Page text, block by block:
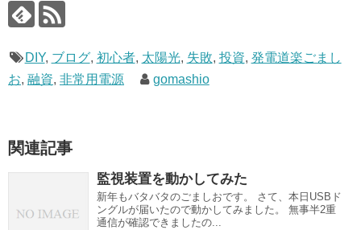
DIY, ブログ, 初心者, 太陽光, 失敗, 投資, 発電道楽ごまし
お, 融資, 非常用電源 gomashio
関連記事
監視装置を動かしてみた
新年もバタバタのごましおです。 さて、本日USBド
ングルが届いたので動かしてみました。 無事半2重
通信が確認できましたの...